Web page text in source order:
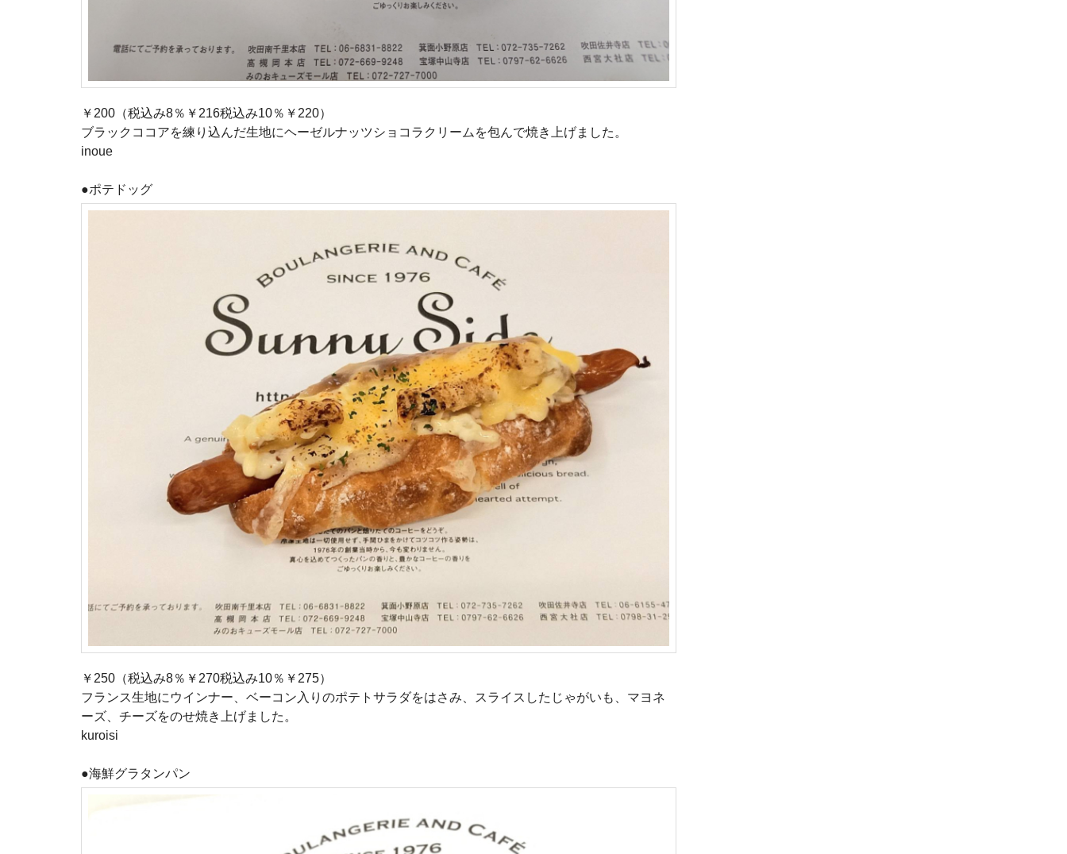
￥200（税込み8％￥216税込み10％￥220）
ブラックココアを練り込んだ生地にヘーゼルナッツショコラクリームを包んで焼き上げました。
inoue
●ポテドッグ
￥250（税込み8％￥270税込み10％￥275）
フランス生地にウインナー、ベーコン入りのポテトサラダをはさみ、スライスしたじゃがいも、マヨネ
ーズ、チーズをのせ焼き上げました。
kuroisi
●海鮮グラタンパン